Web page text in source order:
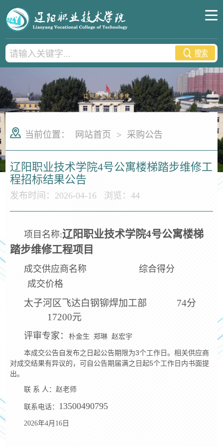
当前位置： 网站首页 > 采购公告
辽阳职业技术学院4号公寓楼梯踏步维修工
程招标结果公告
发布时间：2026-04-16 浏览： 44
项目名称:辽阳职业技术学院4号公寓楼梯
踏步维修工程项目
成交供应商名称 综合得分
成交价格
太子河区飞达白钢铆焊加工部 74分
17200元
评审专家： 朴金生 郑琳 赵宏宇
本成交公告自发布之日起公告期限为3个工作日。相关供应商
对成交结果有异议的，可自公告期届满之日起5个工作日内书面提
出。
联 系 人：赵老师
联系电话： 13500490795
2026年4月16日